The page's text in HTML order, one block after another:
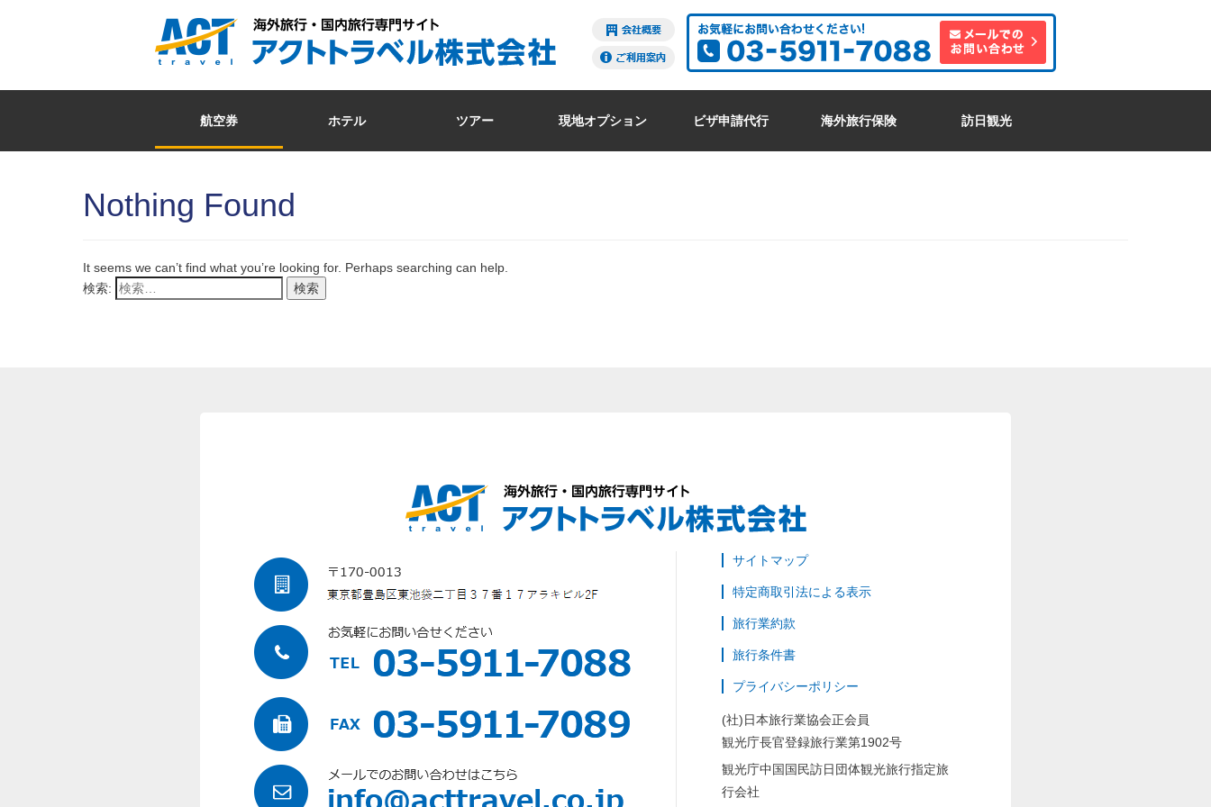
航空券 ホテル ツアー 現地オプション ビザ申請代行 海外旅行保険 訪日観光
Nothing Found
It seems we can’t find what you’re looking for. Perhaps searching can help.
検索:
サイトマップ
特定商取引法による表示
旅行業約款
旅行条件書
プライバシーポリシー
(社)日本旅行業協会正会員
観光庁長官登録旅行業第1902号
観光庁中国国民訪日団体観光旅行指定旅
行会社